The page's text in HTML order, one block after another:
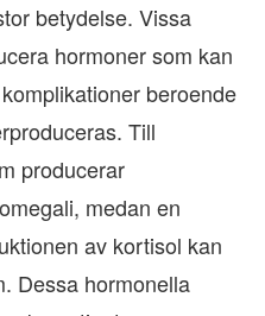
betydelse. Vissa
hormoner som kan
beroende
Till
producerar
medan en
av kortisol kan
Dessa hormonella